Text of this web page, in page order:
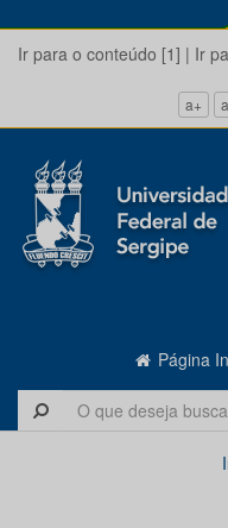
Ir para o conteúdo [1] | Ir
a+
Página